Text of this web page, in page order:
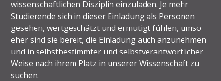
wissenschaftlichen Disziplin einzuladen. Je mehr
Studierende sich in dieser Einladung als Personen
gesehen, wertgeschätzt und ermutigt fühlen, umso
eher sind sie bereit, die Einladung auch anzunehmen
und in selbstbestimmter und selbstverantwortlicher
Weise nach ihrem Platz in unserer Wissenschaft zu
suchen.